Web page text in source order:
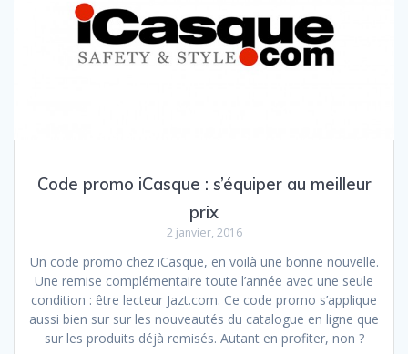
Code promo iCasque : s’équiper au meilleur
prix
2 janvier, 2016
Un code promo chez iCasque, en voilà une bonne nouvelle.
Une remise complémentaire toute l’année avec une seule
condition : être lecteur Jazt.com. Ce code promo s’applique
aussi bien sur sur les nouveautés du catalogue en ligne que
sur les produits déjà remisés. Autant en profiter, non ?